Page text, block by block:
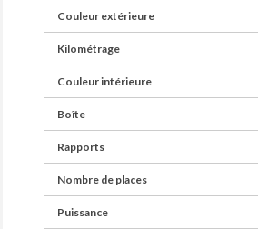
- Protection juridique
Des erreurs peuvent se glisser dans
Couleur extérieure
Kilométrage
Couleur intérieure
Boîte
Rapports
Nombre de places
Puissance